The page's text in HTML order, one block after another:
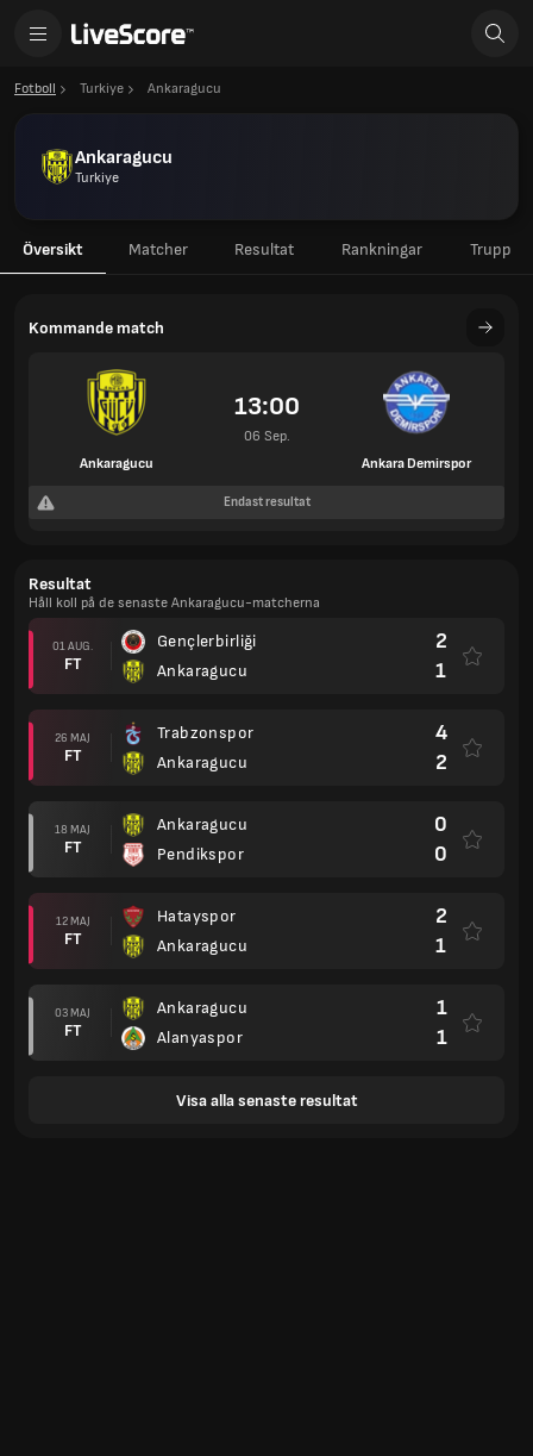
Fotboll Turkiye Ankaragucu
Ankaragucu
Turkiye
Översikt Matcher Resultat Rankningar Trupp
Kommande match
Ankaragucu
13:00
06 Sep.
Ankara Demirspor
Endast resultat
Resultat
Håll koll på de senaste Ankaragucu-matcherna
01 AUG.
FT
Gençlerbirliği
Ankaragucu
2
1
26 MAJ
FT
Trabzonspor
Ankaragucu
4
2
18 MAJ
FT
Ankaragucu
Pendikspor
0
0
12 MAJ
FT
Hatayspor
Ankaragucu
2
1
03 MAJ
FT
Ankaragucu
Alanyaspor
1
1
Visa alla senaste resultat